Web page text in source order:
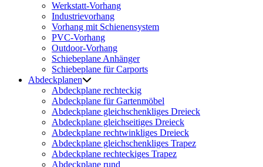
Werkstatt-Vorhang
Industrievorhang
Vorhang mit Schienensystem
PVC-Vorhang
Outdoor-Vorhang
Schiebeplane Anhänger
Schiebeplane für Carports
Abdeckplanen
Abdeckplane rechteckig
Abdeckplane für Gartenmöbel
Abdeckplane gleichschenkliges Dreieck
Abdeckplane gleichseitiges Dreieck
Abdeckplane rechtwinkliges Dreieck
Abdeckplane gleichschenkliges Trapez
Abdeckplane rechteckiges Trapez
Abdeckplane rund